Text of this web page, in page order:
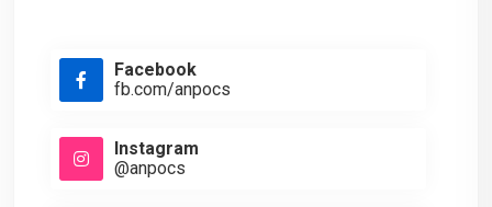
Facebook
fb.com/anpocs
Instagram
@anpocs